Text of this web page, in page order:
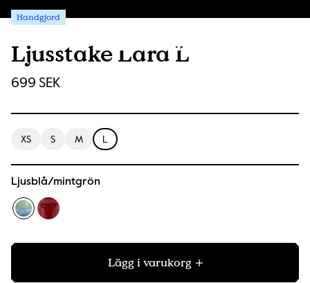
Ljusstake Lara L
Handgjord
699 SEK
XS S M L
Ljusblå/mintgrön
Lägg i varukorg